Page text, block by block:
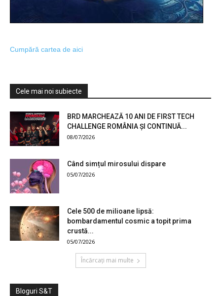
Cumpără cartea de aici
Cele mai noi subiecte
BRD MARCHEAZĂ 10 ANI DE FIRST TECH
CHALLENGE ROMÂNIA ȘI CONTINUĂ...
08/07/2026
Când simțul mirosului dispare
05/07/2026
Cele 500 de milioane lipsă:
bombardamentul cosmic a topit prima
crustă...
05/07/2026
Încărcați mai multe
Bloguri S&T